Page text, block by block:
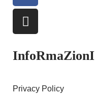
InfoRmaZionI
Privacy Policy